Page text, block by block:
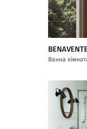
Ванна